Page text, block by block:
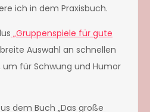
ich in dem Praxisbuch.
„Gruppenspiele für gute
Auswahl an schnellen
für Schwung und Humor
dem Buch „Das große